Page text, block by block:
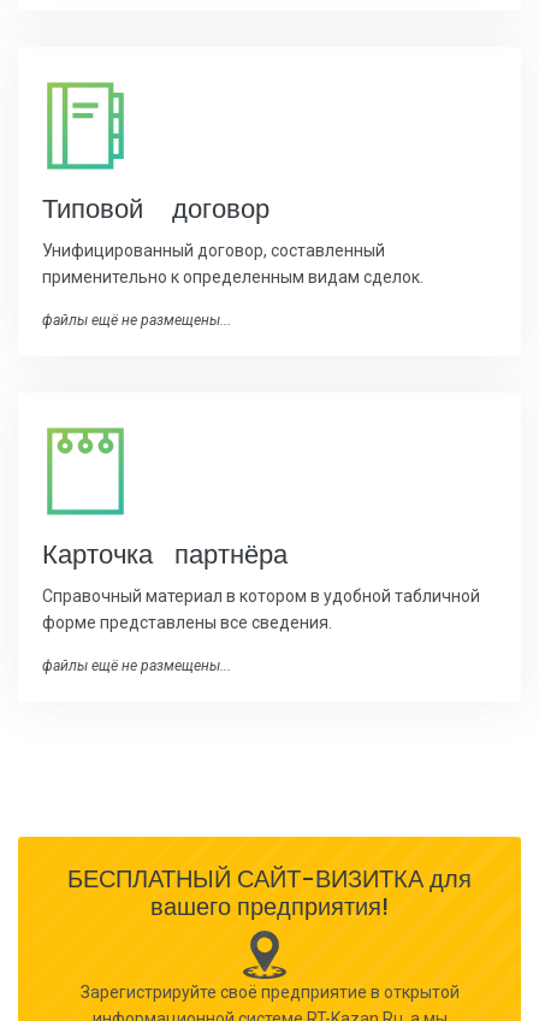
Типовой договор
Унифицированный договор, составленный
применительно к определенным видам сделок.
файлы ещё не размещены...
Карточка партнёра
Справочный материал в котором в удобной табличной
форме представлены все сведения.
файлы ещё не размещены...
БЕСПЛАТНЫЙ САЙТ-ВИЗИТКА для
вашего предприятия!
Зарегистрируйте своё предприятие в открытой